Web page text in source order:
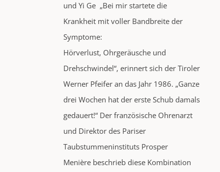
und Yi Ge „Bei mir startete die
Krankheit mit voller Bandbreite der
Symptome:
Hörverlust, Ohrgeräusche und
Drehschwindel“, erinnert sich der Tiroler
Werner Pfeifer an das Jahr 1986. „Ganze
drei Wochen hat der erste Schub damals
gedauert!“ Der französische Ohrenarzt
und Direktor des Pariser
Taubstummeninstituts Prosper
Menière beschrieb diese Kombination